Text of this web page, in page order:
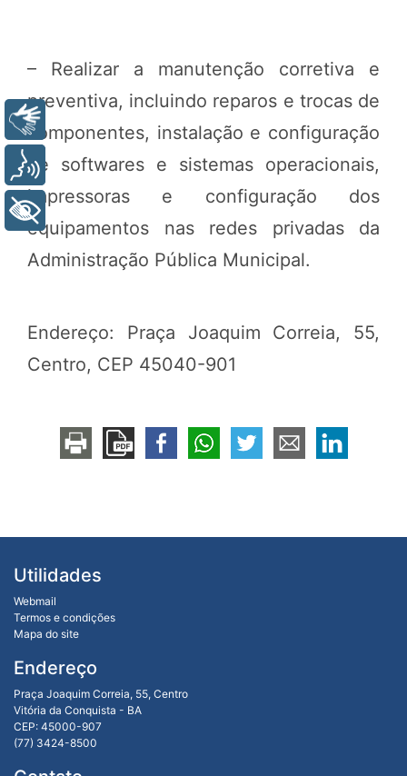
– Realizar a manutenção corretiva e
preventiva, incluindo reparos e trocas de
componentes, instalação e configuração
de softwares e sistemas operacionais,
impressoras e configuração dos
equipamentos nas redes privadas da
Administração Pública Municipal.
Endereço: Praça Joaquim Correia, 55,
Centro, CEP 45040-901
Utilidades
Webmail
Termos e condições
Mapa do site
Endereço
Praça Joaquim Correia, 55, Centro
Vitória da Conquista - BA
CEP: 45000-907
(77) 3424-8500
Voz